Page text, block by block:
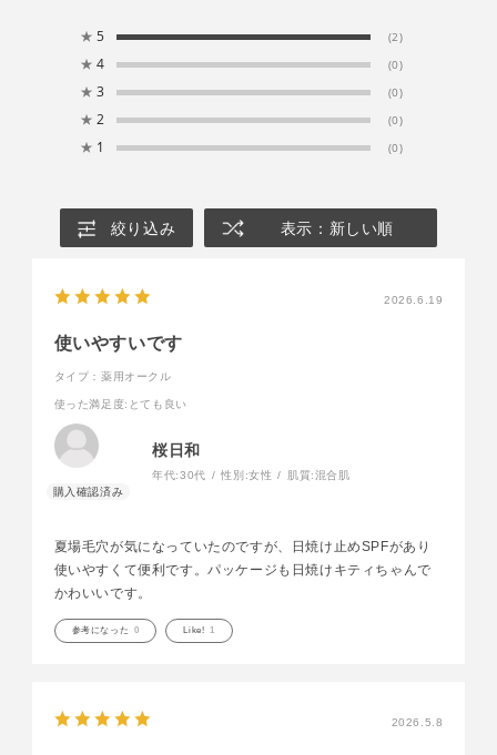
★ 5 (2)
★ 4 (0)
★ 3 (0)
★ 2 (0)
★ 1 (0)
絞り込み 表示：新しい順
2026.6.19
使いやすいです
タイプ：薬用オークル
使った満足度:とても良い
桜日和
年代:30代 性別:女性 肌質:混合肌
夏場毛穴が気になっていたのですが、日焼け止めSPFがあり
使いやすくて便利です。パッケージも日焼けキティちゃんで
かわいいです。
参考になった 0 Like! 1
2026.5.8